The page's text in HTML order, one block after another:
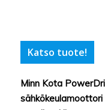
Katso tuote!
Minn Kota